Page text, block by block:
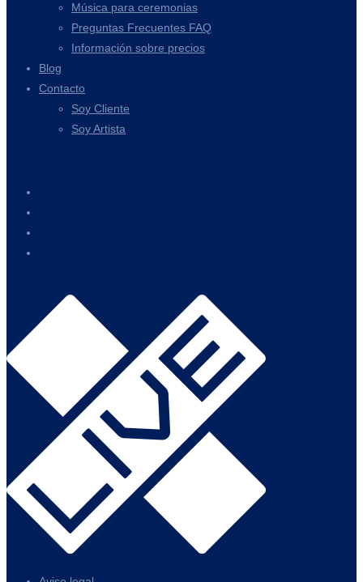
Música para ceremonias
Preguntas Frecuentes FAQ
Información sobre precios
Blog
Contacto
Soy Cliente
Soy Artista